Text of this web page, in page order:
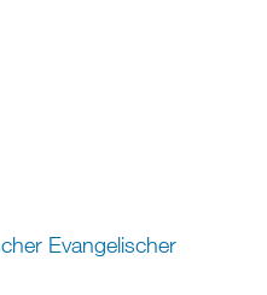
Evangelischer